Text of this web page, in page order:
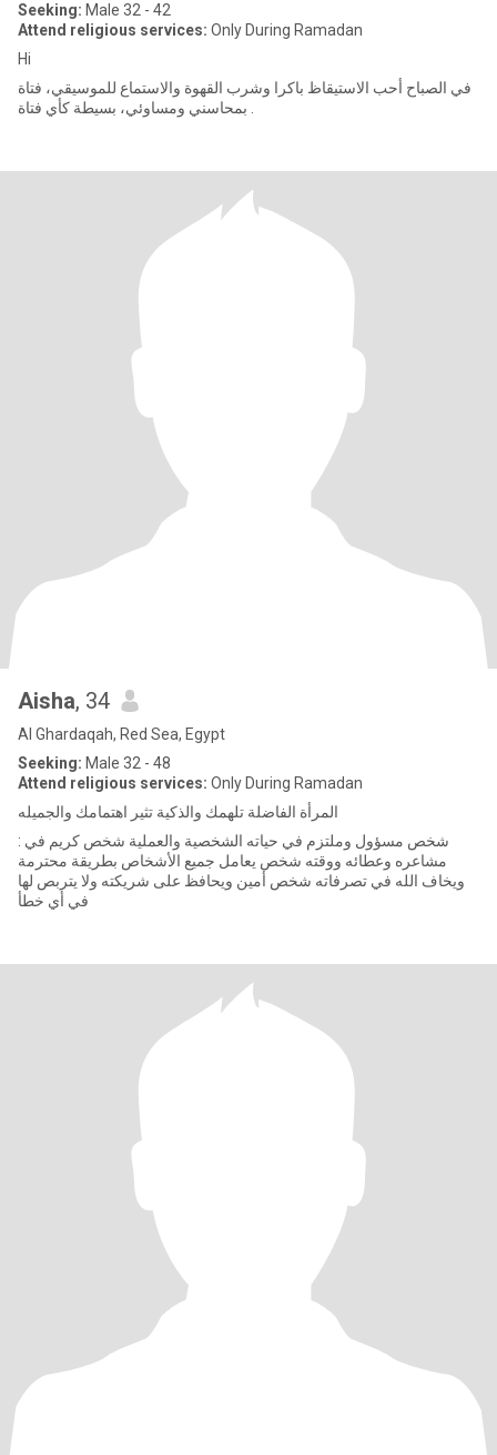
Seeking: Male 32 - 42
Attend religious services: Only During Ramadan
Hi
في الصباح أحب الاستيقاظ باكرا وشرب القهوة والاستماع للموسيقي، فتاة
Aisha, 34
Al Ghardaqah, Red Sea, Egypt
Seeking: Male 32 - 48
Attend religious services: Only During Ramadan
المرأة الفاضلة تلهمك والذكية تثير اهتمامك والجميله
: شخص مسؤول وملتزم في حياته الشخصية والعملية شخص كريم في
مشاعره وعطائه ووقته شخص يعامل جميع الأشخاص بطريقة محترمة
ويخاف الله في تصرفاته شخص أمين ويحافظ على شريكته ولا يتربص لها
في أي خطأ